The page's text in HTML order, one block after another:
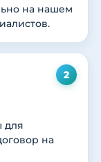
на нашем
2
для
на